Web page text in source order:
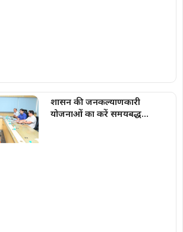
शासन की जनकल्याणकारी
योजनाओं का करें समयबद्ध